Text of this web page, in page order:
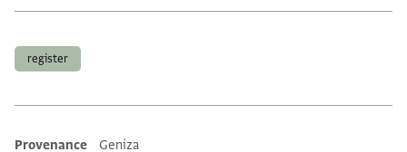
register
Additional metadata
Provenance
Geniza